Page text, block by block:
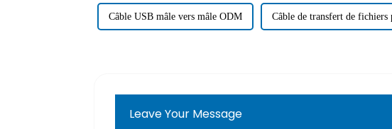
Câble USB mâle vers mâle ODM Câble de transfert de fichiers
Leave Your Message